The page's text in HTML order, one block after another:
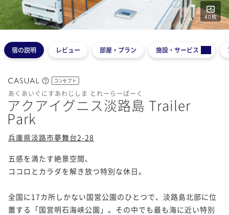
40枚
宿の説明 レビュー 部屋・プラン 施設・サービス
コンセプト
あくあいぐにすあわじしま とれーらーぱーく
アクアイグニス淡路島 Trailer
Park
兵庫県淡路市夢舞台2-28
五感を満たす絶景空間、
ココロとカラダを解き放つ特別な休日。
全国に17カ所しかない国営公園のひとつで、淡路島北部に位
置する「国営明石海峡公園」。その中でも最も海に近い特別